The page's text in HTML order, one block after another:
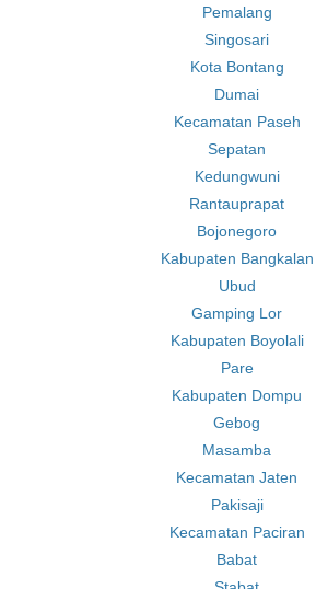
Pemalang
Singosari
Kota Bontang
Dumai
Kecamatan Paseh
Sepatan
Kedungwuni
Rantauprapat
Bojonegoro
Kabupaten Bangkalan
Ubud
Gamping Lor
Kabupaten Boyolali
Pare
Kabupaten Dompu
Gebog
Masamba
Kecamatan Jaten
Pakisaji
Kecamatan Paciran
Babat